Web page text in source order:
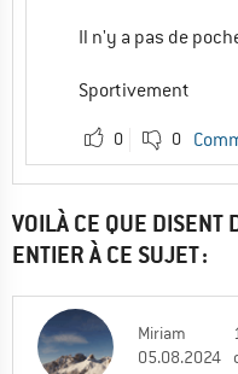
Adieu les
Lorsqu'il n'y a pas
fabricant, c'est
Elisabeth
11.07.2025 16:13
Il n'y a pas de
Sportivement
0 0
VOILÀ CE QUE DISENT
ENTIER À CE SUJET :
Miriam
05.08.2024